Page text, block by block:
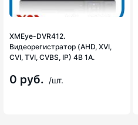
XMEye-DVR412.
Видеорегистратор (AHD, XVI,
CVI, TVI, CVBS, IP) 4В 1А.
0 руб. /шт.